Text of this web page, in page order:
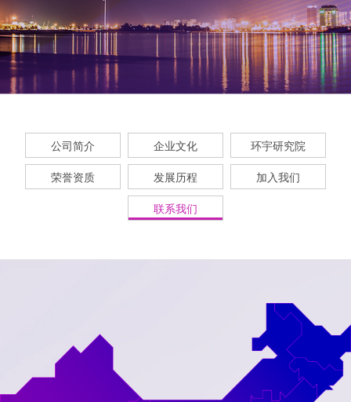
公司简介 企业文化 环宇研究院
荣誉资质 发展历程 加入我们
联系我们
电话 :
科研总部：
东莞市常平镇桥沥利氏工业区